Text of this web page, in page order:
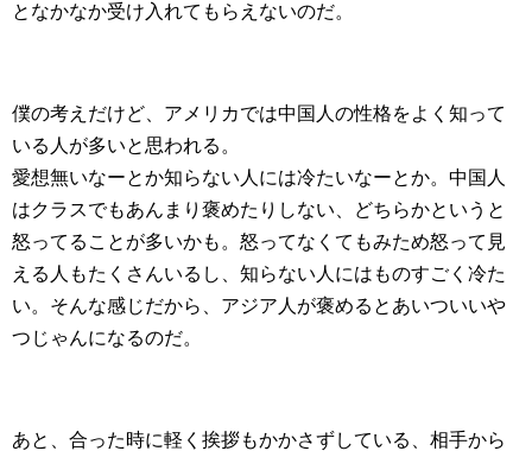
となかなか受け入れてもらえないのだ。
僕の考えだけど、アメリカでは中国人の性格をよく知って
いる人が多いと思われる。
愛想無いなーとか知らない人には冷たいなーとか。中国人
はクラスでもあんまり褒めたりしない、どちらかというと
怒ってることが多いかも。怒ってなくてもみため怒って見
える人もたくさんいるし、知らない人にはものすごく冷た
い。そんな感じだから、アジア人が褒めるとあいついいや
つじゃんになるのだ。
あと、合った時に軽く挨拶もかかさずしている、相手から